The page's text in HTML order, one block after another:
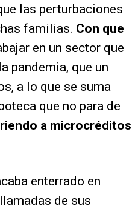
las perturbaciones
familias. Con que
en un sector que
pandemia, que un
a lo que se suma
que no para de
a microcréditos
enterrado en
de sus